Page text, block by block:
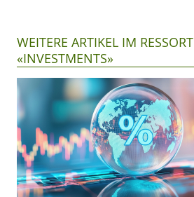
WEITERE ARTIKEL IM RESSORT
«INVESTMENTS»